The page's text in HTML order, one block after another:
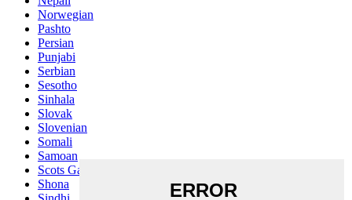
Norwegian
Pashto
Persian
Punjabi
Serbian
Sesotho
Sinhala
Slovak
Slovenian
Somali
Samoan
Scots Gaelic
Shona